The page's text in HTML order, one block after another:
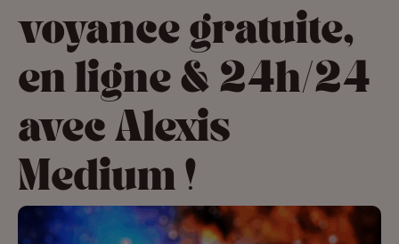
voyance gratuite,
en ligne & 24h/24
avec Alexis
Medium !